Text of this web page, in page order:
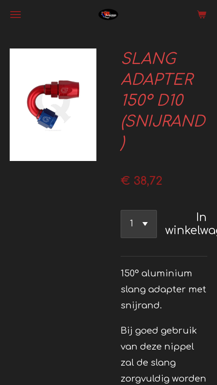
Ga
SLANG
ADAPTER
150° D10
(SNIJRAND
)
€ 38,72
In
150° aluminium
slang adapter met
snijrand.
Bij goed gebruik
van deze nippel
zal de slang
zorgvuldig worden